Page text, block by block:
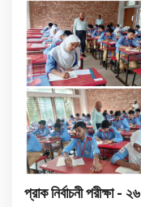
প্রাক নির্বাচনী পরীক্ষা - ২৬